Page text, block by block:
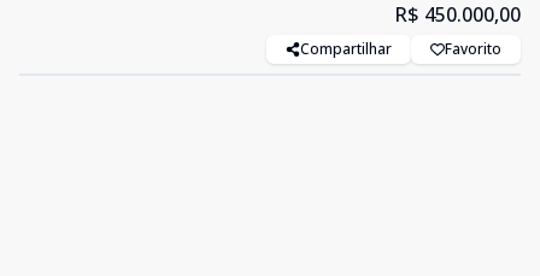
R$ 450.000,00
Compartilhar Favorito